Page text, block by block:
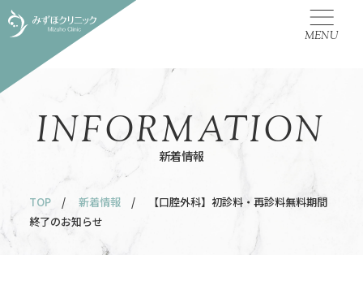
MENU
新着情報
INFORMATION
TOP / 新着情報
/ 【口腔外科】初診料・再診料無料期間
終了のお知らせ